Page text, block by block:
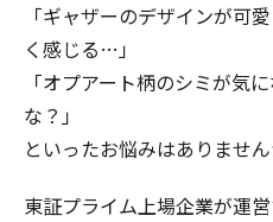
「ギャザーのデザインが可
く感じる…」
「オプアート柄のシミが気
な？」
といったお悩みはありません
東証プライム上場企業が運